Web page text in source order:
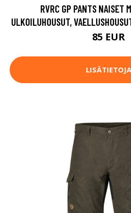
RVRC GP PANTS NAISET
ULKOILUHOUSUT,
85 EUR
LISÄTIETOJA